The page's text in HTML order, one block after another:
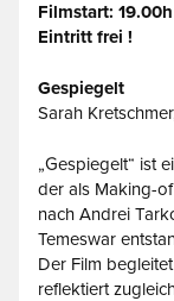
Filmstart: 19.00h
Eintritt frei !
Gespiegelt
Sarah
„Gespiegelt“ ist
der als Making-
nach Andrei
Temeswar
Der Film
reflektiert